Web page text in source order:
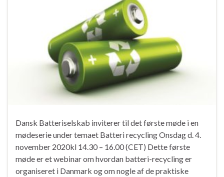
Dansk Batteriselskab inviterer til det første møde i en
mødeserie under temaet Batteri recycling Onsdag d. 4.
november 2020kl 14.30 – 16.00 (CET) Dette første
møde er et webinar om hvordan batteri-recycling er
organiseret i Danmark og om nogle af de praktiske